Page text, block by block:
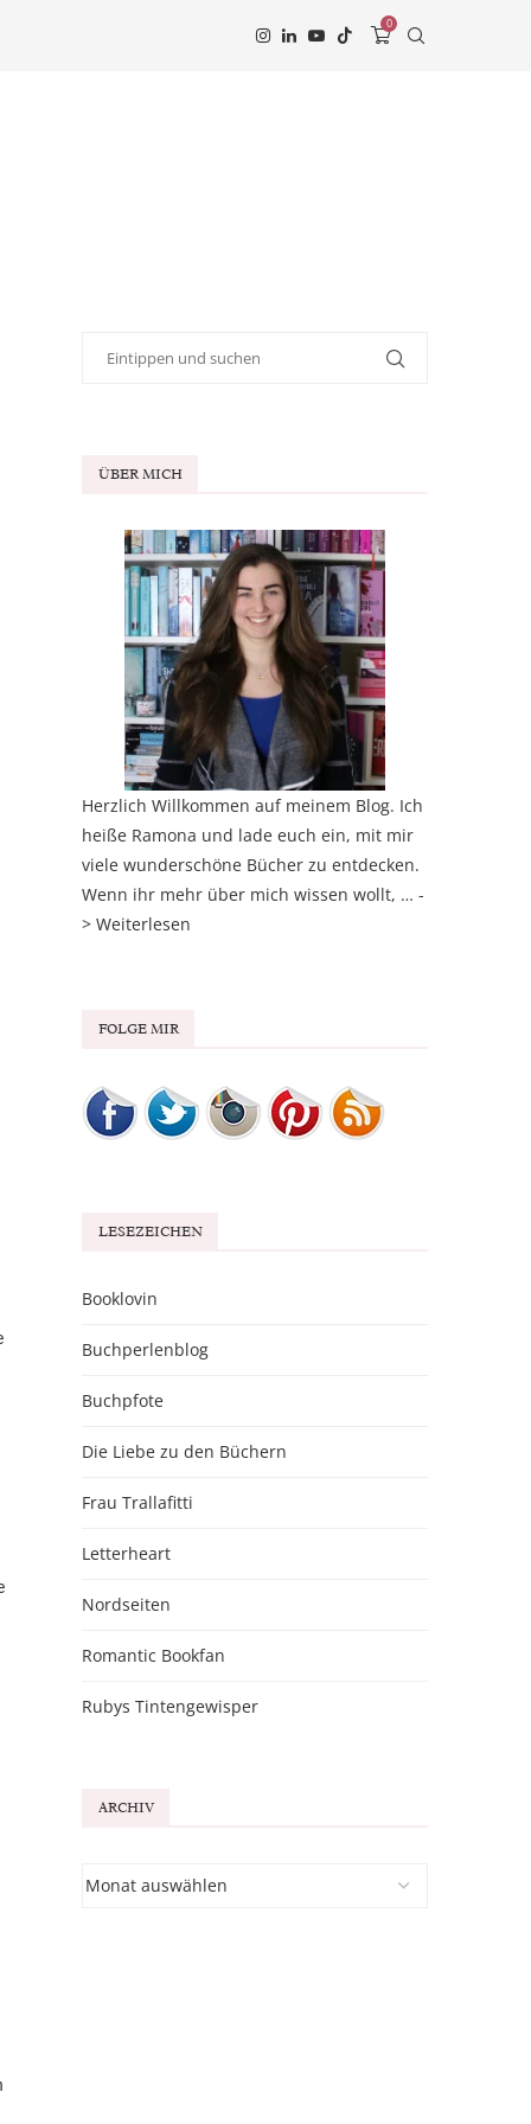
0
ÜBER MICH
Herzlich Willkommen auf meinem Blog. Ich
heiße Ramona und lade euch ein, mit mir
viele wunderschöne Bücher zu entdecken.
Wenn ihr mehr über mich wissen wollt, … -
> Weiterlesen
FOLGE MIR
LESEZEICHEN
Booklovin
Buchperlenblog
Buchpfote
Die Liebe zu den Büchern
Frau Trallafitti
Letterheart
Nordseiten
Romantic Bookfan
Rubys Tintengewisper
ARCHIV